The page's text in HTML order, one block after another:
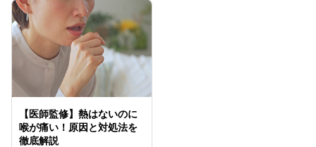
【医師監修】熱はないのに
喉が痛い！原因と対処法を
徹底解説